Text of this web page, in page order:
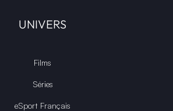
UNIVERS
Films
Séries
eSport Français